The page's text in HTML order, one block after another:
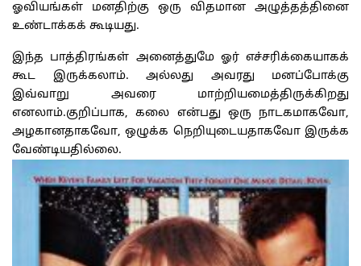
ஓவியங்கள் மனதிற்கு ஒரு விதமான அழுத்தத்தினை
உண்டாக்கக் கூடியது.
இந்த பாத்திரங்கள் அனைத்துமே ஓர் எச்சரிக்கையாகக்
கூட இருக்கலாம். அல்லது அவரது மனப்போக்கு
இவ்வாறு அவரை மாற்றியமைத்திருக்கிறது
எனலாம்.குறிப்பாக, கலை என்பது ஒரு நாடகமாகவோ,
அழகானதாகவோ, ஒழுக்க நெறியுடையதாகவோ இருக்க
வேண்டியதில்லை.